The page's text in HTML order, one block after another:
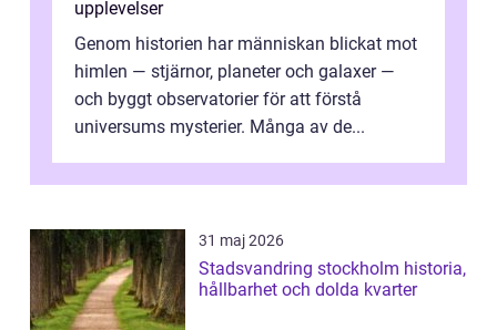
upplevelser
Genom historien har människan blickat mot
himlen — stjärnor, planeter och galaxer —
och byggt observatorier för att förstå
universums mysterier. Många av de...
31 maj 2026
Stadsvandring stockholm historia,
hållbarhet och dolda kvarter